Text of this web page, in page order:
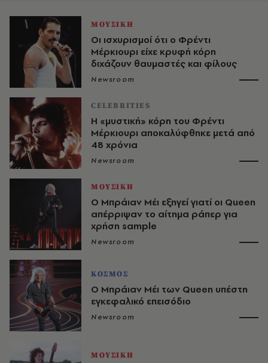
ΜΟΥΣΙΚΗ
Οι ισχυρισμοί ότι ο Φρέντι
Μέρκιουρι είχε κρυφή κόρη
διχάζουν θαυμαστές και φίλους
Newsroom
CELEBRITIES
Η «μυστική» κόρη του Φρέντι
Μέρκιουρι αποκαλύφθηκε μετά από
48 χρόνια
Newsroom
ΜΟΥΣΙΚΗ
O Μπράιαν Μέι εξηγεί γιατί οι Queen
απέρριψαν το αίτημα ράπερ για
χρήση sample
Newsroom
ΚΟΣΜΟΣ
Ο Μπράιαν Μέι των Queen υπέστη
εγκεφαλικό επεισόδιο
Newsroom
ΜΟΥΣΙΚΗ